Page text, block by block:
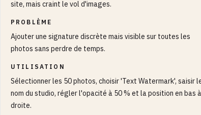
site, mais craint le vol d'images.
PROBLÈME
Ajouter une signature discrète mais visible sur toutes les
photos sans perdre de temps.
UTILISATION
Sélectionner les 50 photos, choisir 'Text Watermark', saisir
nom du studio, régler l'opacité à 50 % et la position en bas à
droite.